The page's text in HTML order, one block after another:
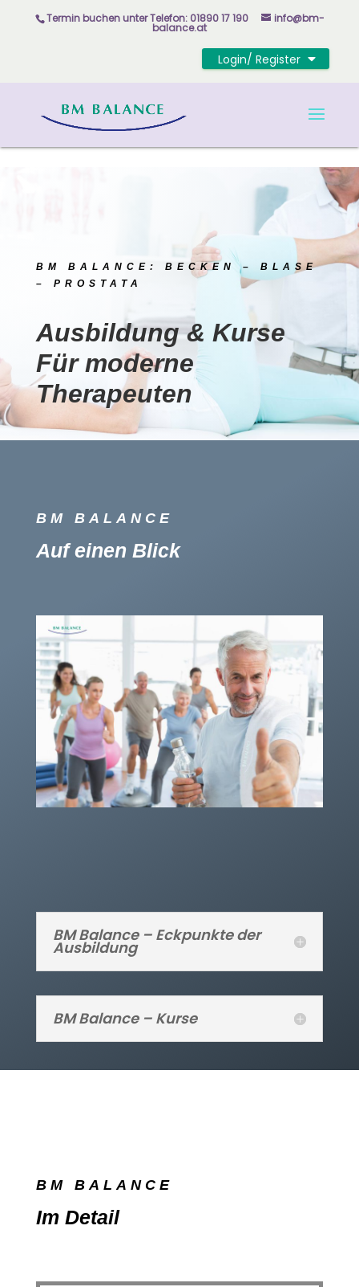
Skip to content
Termin buchen unterTelefon: 01890 17 190 info@bm-
balance.at
Login/ Register
BM BALANCE: BECKEN – BLASE
– PROSTATA
Ausbildung & Kurse
Für moderne
Therapeuten
BM BALANCE
Auf einen Blick
BM Balance – Eckpunkte der
Ausbildung
BM Balance – Kurse
BM BALANCE
Im Detail